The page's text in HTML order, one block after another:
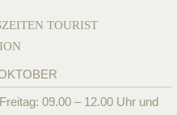
TOURIST
09.00 – 12.00 Uhr und